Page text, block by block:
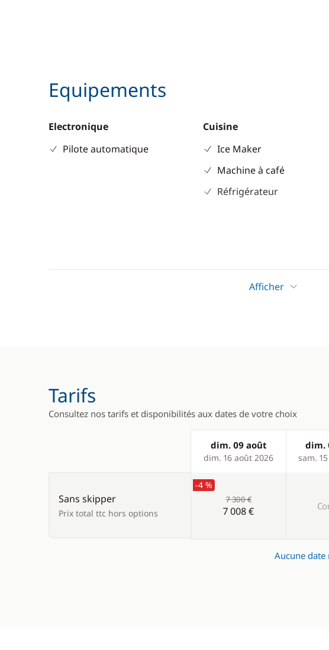
Equipements
Electronique
Pilote automatique
Cuisine
Ice Maker
Machine à café
Réfrigérateur
Afficher
Tarifs
Consultez nos tarifs et disponibilités aux dates de votre choix
Products
dim. 09 août
dim. 16 août 2026
dim.
sam.
Sans skipper
Prix total ttc hors options
-4 %
7 300 €
7 008 €
Aucune date